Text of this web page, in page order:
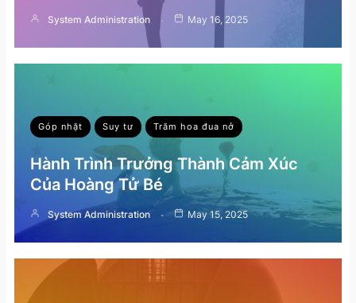
System Administration May 16, 2025
Góp nhặt Suy tư Trăm hoa đua nở
Hành Trình Trưởng Thành Cảm Xúc
Của Hoàng Tử Bé
System Administration May 15, 2025